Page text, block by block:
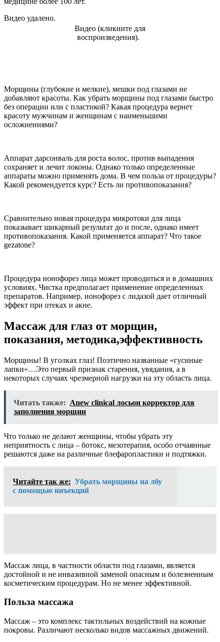
Видео удалено.
Видео (кликните для
воспроизведения).
Морщины (глубокие и мелкие), мешки под глазами не
добавляют красоты. Как убрать морщины под глазами быстро
без операции или с пластикой? Какая процедура вернет
красоту мужчинам и женщинам с наименьшими
осложнениями?
Аппарат дарсонваль для роста волос, против выпадения
сохраняет и лечит локоны. Однако только определенные
аппараты можно применять дома. В чем польза от процедуры?
Какой рекомендуется курс? Есть ли противопоказания?
Сравнительно новая процедура микротоки для лица
показывает шикарный результат до и после, однако имеет
противопоказания. Какой применяется аппарат? Что такое
gezatone?
Процедура ионофорез лица может проводиться и в домашних
условиях. Чистка предполагает применение определенных
препаратов. Например, ионофорез с лидазой дает отличный
эффект при отеках и акне.
Массаж для глаз от морщин,
показания, методика,эффективность
Морщины! В уголках глаз! Поэтично названные «гусиные
лапки»…Это первый признак старения, увядания, а в
некоторых случаях чрезмерной нагрузки на эту область лица.
Читать также: Anew clinical лосьон корректор для
заполнения морщин
Что только не делают женщины, чтобы убрать эту
неприятность с лица – ботокс, мезотерапия, особо отчаянные
решаются даже на различные блефаропластики и подтяжки.
Читайте так же: Убрать морщины на лбу
с помощью инъекций
Массаж лица, в частности области под глазами, является
достойной и не инвазивной заменой опасным и болезненным
косметическим процедурам. Но не менее эффективной.
Польза массажа
Массаж – это комплекс тактильных воздействий на кожные
покровы. Различают несколько видов массажных движений.